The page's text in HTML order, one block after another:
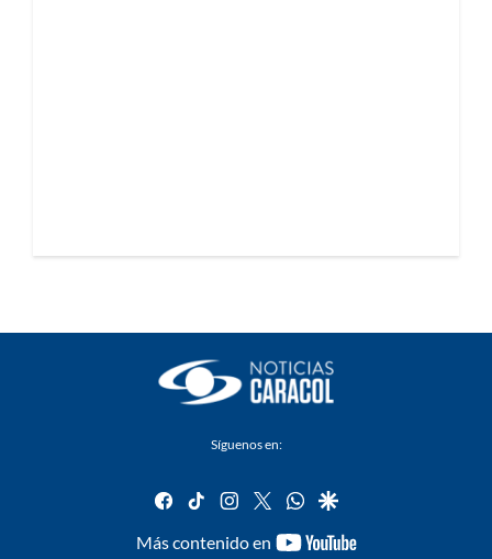
Síguenos en:
facebook
tiktok instagram
twitterwhatsapp
google
Más contenido en
youtube-